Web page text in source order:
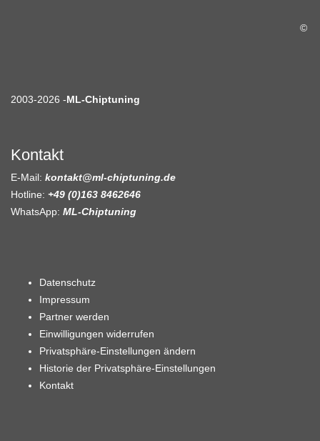
©
2003-2026 -ML-Chiptuning
Kontakt
E-Mail: kontakt@ml-chiptuning.de
Hotline: +49 (0)163 8462646
WhatsApp: ML-Chiptuning
Datenschutz
Impressum
Partner werden
Einwilligungen widerrufen
Privatsphäre-Einstellungen ändern
Historie der Privatsphäre-Einstellungen
Kontakt